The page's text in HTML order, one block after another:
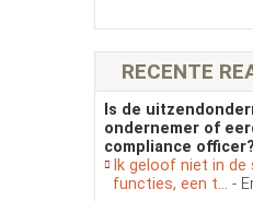
RECENTE
Is de
ondernemer of
compliance officer?
Ik geloof niet in de
functies, een t... -